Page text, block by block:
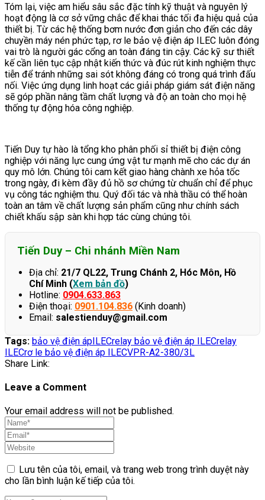
Tóm lại, việc am hiểu sâu sắc đặc tính kỹ thuật và nguyên lý
hoạt động là cơ sở vững chắc để khai thác tối đa hiệu quả của
thiết bị. Từ các hệ thống bơm nước đơn giản cho đến các dây
chuyền máy nén phức tạp, rơ le bảo vệ điện áp ILEC luôn đóng
vai trò là người gác cổng an toàn đáng tin cậy. Các kỹ sư thiết
kế cần liên tục cập nhật kiến thức và đúc rút kinh nghiệm thực
tiễn để tránh những sai sót không đáng có trong quá trình đấu
nối. Việc ứng dụng linh hoạt các giải pháp giám sát điện năng
sẽ góp phần nâng tầm chất lượng và độ an toàn cho mọi hệ
thống tự động hóa công nghiệp.
Tiến Duy tự hào là tổng kho phân phối sỉ thiết bị điện công
nghiệp với năng lực cung ứng vật tư mạnh mẽ cho các dự án
quy mô lớn. Chúng tôi cam kết giao hàng chành xe hỏa tốc
trong ngày, đi kèm đầy đủ hồ sơ chứng từ chuẩn chỉ để phục
vụ công tác nghiệm thu. Quý đối tác và nhà thầu có thể hoàn
toàn an tâm về chất lượng sản phẩm cũng như chính sách
chiết khấu sập sàn khi hợp tác cùng chúng tôi.
Tiến Duy – Chi nhánh Miền Nam
Địa chỉ: 21/7 QL22, Trung Chánh 2, Hóc Môn, Hồ
Chí Minh (Xem bản đồ)
Hotline: 0904.633.863
Điện thoại: 0901.104.836 (Kinh doanh)
Email: salestienduy@gmail.com
Tags: bảo vệ điện ápILECrelay bảo vệ điện áp ILECrelay
ILECrơ le bảo vệ điện áp ILECVPR-A2-380/3L
Share Link:
Leave a Comment
Your email address will not be published.
Lưu tên của tôi, email, và trang web trong trình duyệt này
cho lần bình luận kế tiếp của tôi.